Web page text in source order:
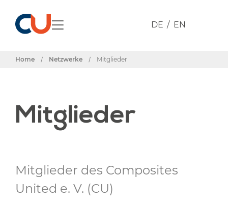
DE EN
Home / Netzwerke / Mitglieder
Mitglieder
Mitglieder des Composites
United e. V. (CU)